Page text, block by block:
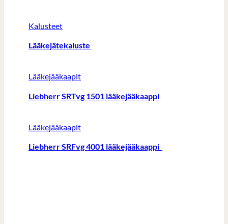
Kalusteet
Lääkejätekaluste
Lääkejääkaapit
Liebherr SRTvg 1501 lääkejääkaappi
Lääkejääkaapit
Liebherr SRFvg 4001 lääkejääkaappi